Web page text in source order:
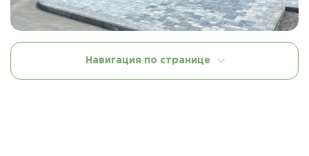
Навигация по странице